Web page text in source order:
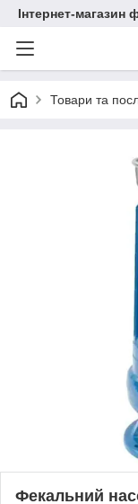
Інтернет-магазин
Товари та
Фекальний